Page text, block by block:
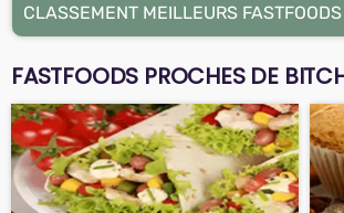
CLASSEMENT MEILLEURS FASTFOODS
FASTFOODS PROCHES DE